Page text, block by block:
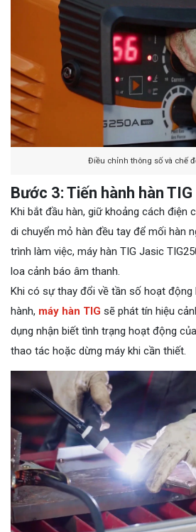
Điều chỉnh thông số và chế
Bước 3: Tiến hành hàn TIG
Khi bắt đầu hàn, giữ khoảng cách điện
di chuyển mỏ hàn đều tay để mối hàn
trình làm việc, máy hàn TIG Jasic
loa cảnh báo âm thanh.
Khi có sự thay đổi về tần số hoạt động
hành, máy hàn TIG sẽ phát tín hiệu
dụng nhận biết tình trạng hoạt động
thao tác hoặc dừng máy khi cần thiết.